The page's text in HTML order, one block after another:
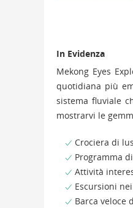
In Evidenza
Mekong Eyes
quotidiana più
sistema fluviale
mostrarvi le
Crociera di
Programma
Attività
Escursioni
Barca veloce